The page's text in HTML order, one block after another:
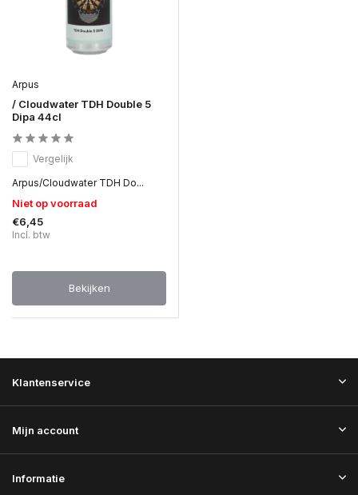
Arpus
/ Cloudwater TDH Double 5
Dipa 44cl
Vergelijk
Arpus/Cloudwater TDH Do...
Niet op voorraad
€6,45
Incl. btw
Bekijken
Klantenservice
Mijn account
Informatie